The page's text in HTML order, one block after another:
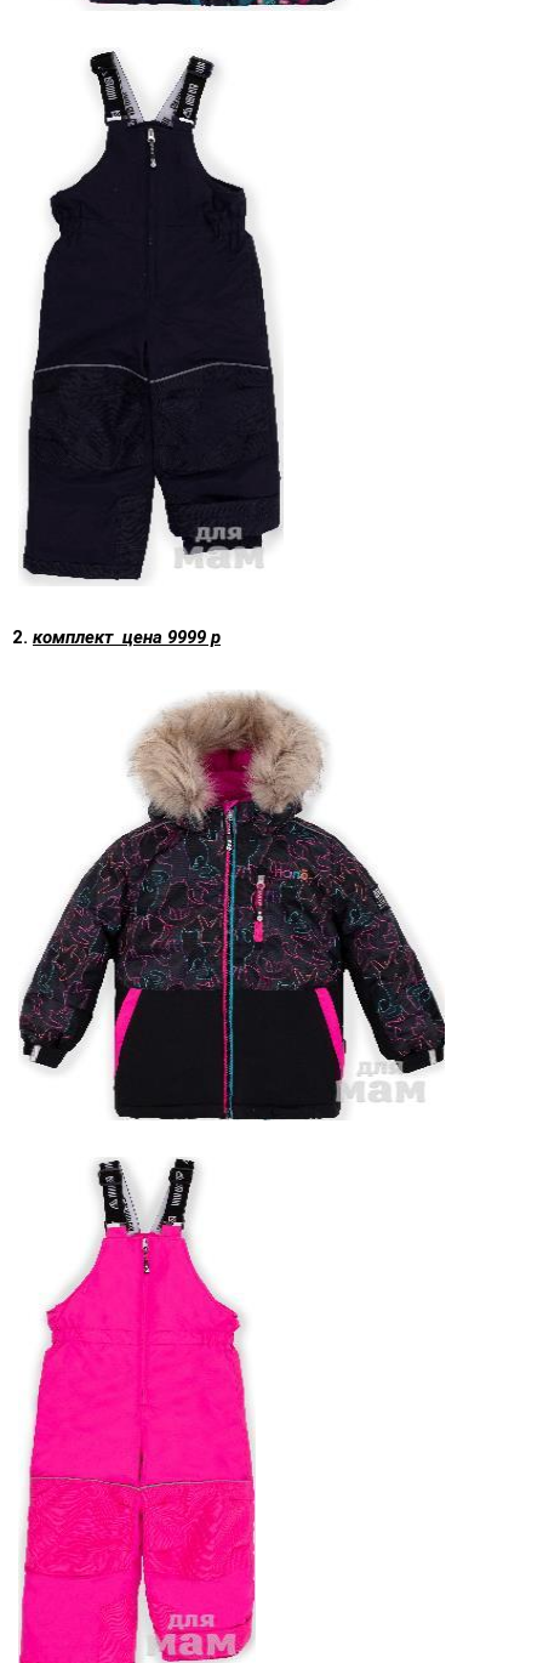
2. комплект цена 9999 р